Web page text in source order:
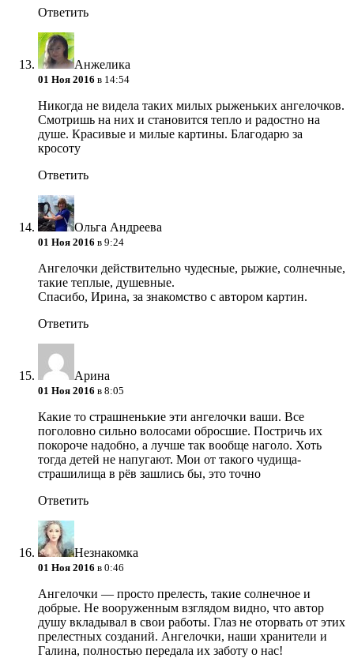
Ответить
Анжелика
01 Ноя 2016 в 14:54
Никогда не видела таких милых рыженьких ангелочков.
Смотришь на них и становится тепло и радостно на
душе. Красивые и милые картины. Благодарю за
кросоту
Ответить
Ольга Андреева
01 Ноя 2016 в 9:24
Ангелочки действительно чудесные, рыжие, солнечные,
такие теплые, душевные.
Спасибо, Ирина, за знакомство с автором картин.
Ответить
Арина
01 Ноя 2016 в 8:05
Какие то страшненькие эти ангелочки ваши. Все
поголовно сильно волосами обросшие. Постричь их
покороче надобно, а лучше так вообще наголо. Хоть
тогда детей не напугают. Мои от такого чудища-
страшилища в рёв зашлись бы, это точно
Ответить
Незнакомка
01 Ноя 2016 в 0:46
Ангелочки — просто прелесть, такие солнечное и
добрые. Не вооруженным взглядом видно, что автор
душу вкладывал в свои работы. Глаз не оторвать от этих
прелестных созданий. Ангелочки, наши хранители и
Галина, полностью передала их заботу о нас!